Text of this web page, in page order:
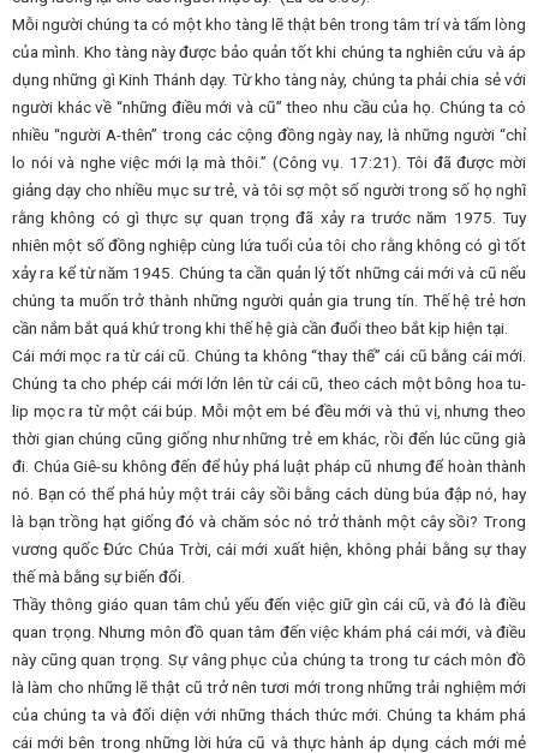
Mỗi người chúng ta có một kho tàng lẽ thật bên trong tâm trí và tấm lòng
của mình. Kho tàng này được bảo quản tốt khi chúng ta nghiên cứu và áp
dụng những gì Kinh Thánh dạy. Từ kho tàng này, chúng ta phải chia sẻ với
người khác về “những điều mới và cũ” theo nhu cầu của họ. Chúng ta có
nhiều “người A-thên” trong các cộng đồng ngày nay, là những người “chỉ
lo nói và nghe việc mới lạ mà thôi.” (Công vụ. 17:21). Tôi đã được mời
giảng dạy cho nhiều mục sư trẻ, và tôi sợ một số người trong số họ nghĩ
rằng không có gì thực sự quan trọng đã xảy ra trước năm 1975. Tuy
nhiên một số đồng nghiệp cùng lứa tuổi của tôi cho rằng không có gì tốt
xảy ra kể từ năm 1945. Chúng ta cần quản lý tốt những cái mới và cũ nếu
chúng ta muốn trở thành những người quản gia trung tín. Thế hệ trẻ hơn
cần nắm bắt quá khứ trong khi thế hệ già cần đuổi theo bắt kịp hiện tại.
Cái mới mọc ra từ cái cũ. Chúng ta không “thay thế” cái cũ bằng cái mới.
Chúng ta cho phép cái mới lớn lên từ cái cũ, theo cách một bông hoa tu-
lip mọc ra từ một cái búp. Mỗi một em bé đều mới và thú vị, nhưng theo
thời gian chúng cũng giống như những trẻ em khác, rồi đến lúc cũng già
đi. Chúa Giê-su không đến để hủy phá luật pháp cũ nhưng để hoàn thành
nó. Bạn có thể phá hủy một trái cây sồi bằng cách dùng búa đập nó, hay
là bạn trồng hạt giống đó và chăm sóc nó trở thành một cây sồi? Trong
vương quốc Đức Chúa Trời, cái mới xuất hiện, không phải bằng sự thay
thế mà bằng sự biến đổi.
Thầy thông giáo quan tâm chủ yếu đến việc giữ gìn cái cũ, và đó là điều
quan trọng. Nhưng môn đồ quan tâm đến việc khám phá cái mới, và điều
này cũng quan trọng. Sự vâng phục của chúng ta trong tư cách môn đồ
là làm cho những lẽ thật cũ trở nên tươi mới trong những trải nghiệm mới
của chúng ta và đối diện với những thách thức mới. Chúng ta khám phá
cái mới bên trong những lời hứa cũ và thực hành áp dụng cách mới mẻ